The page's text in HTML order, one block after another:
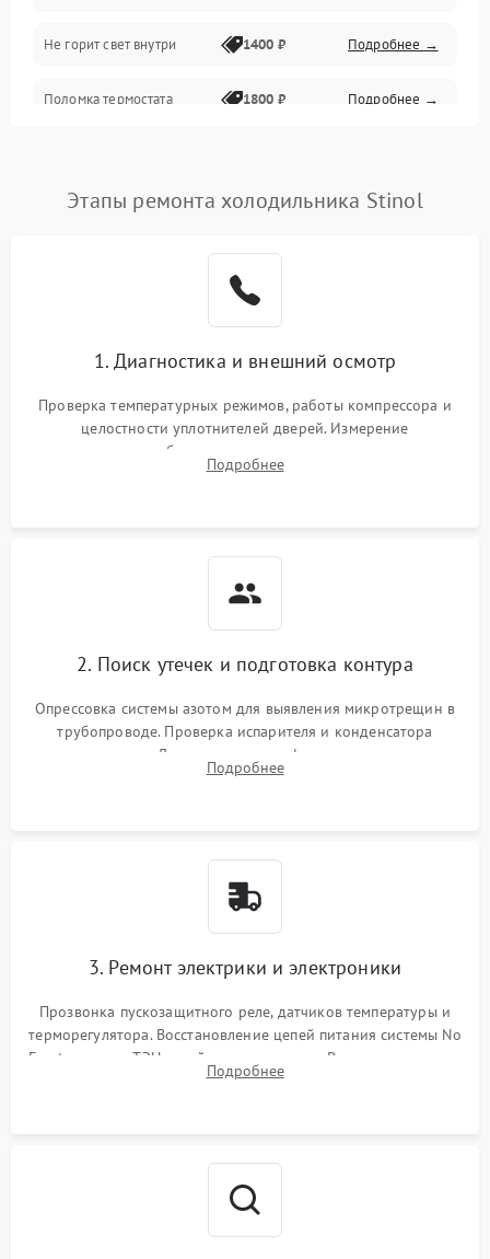
Не горит свет внутри 1400 ₽ Подробнее →
Поломка термостата 1800 ₽ Подробнее →
Поломка системы No Frost 2600 ₽ Подробнее →
работе
2000 ₽ Подробнее →
1000 ₽
1800 ₽
Этапы ремонта холодильника Stinol
1. Диагностика и внешний осмотр
Проверка температурных режимов, работы компрессора и
целостности уплотнителей дверей. Измерение
сопротивления обмоток мотора, проверка термостата и
считывание кодов ошибок с электронного дисплея.
Подробнее
2. Поиск утечек и подготовка контура
Опрессовка системы азотом для выявления микротрещин в
трубопроводе. Проверка испарителя и конденсатора
течеискателем. Демонтаж старого фильтра-осушителя и
продувка капиллярной трубки для устранения засоров.
Подробнее
3. Ремонт электрики и электроники
Прозвонка пускозащитного реле, датчиков температуры и
терморегулятора. Восстановление цепей питания системы No
Frost, включая ТЭН оттайки и вентилятор. Ремонт или замена
платы управления при сбоях алгоритмов.
Подробнее